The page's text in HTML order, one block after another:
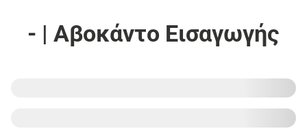
- | Αβοκάντο Εισαγωγής